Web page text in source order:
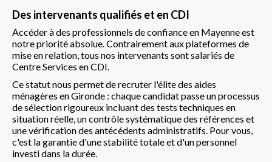
Des intervenants qualifiés et en CDI
Accéder à des professionnels de confiance en Mayenne est
notre priorité absolue. Contrairement aux plateformes de
mise en relation, tous nos intervenants sont salariés de
Centre Services en CDI.
Ce statut nous permet de recruter l'élite des aides
ménagères en Gironde : chaque candidat passe un processus
de sélection rigoureux incluant des tests techniques en
situation réelle, un contrôle systématique des références et
une vérification des antécédents administratifs. Pour vous,
c'est la garantie d'une stabilité totale et d'un personnel
investi dans la durée.